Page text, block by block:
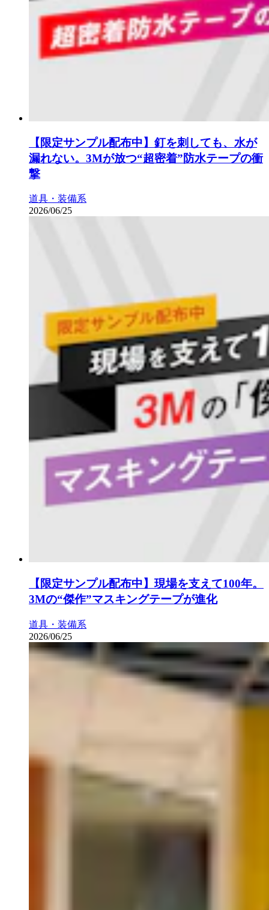
【限定サンプル配布中】釘を刺しても、水が
漏れない。3Mが放つ“超密着”防水テープの衝
撃
道具・装備系
2026/06/25
【限定サンプル配布中】現場を支えて100年。
3Mの“傑作”マスキングテープが進化
道具・装備系
2026/06/25